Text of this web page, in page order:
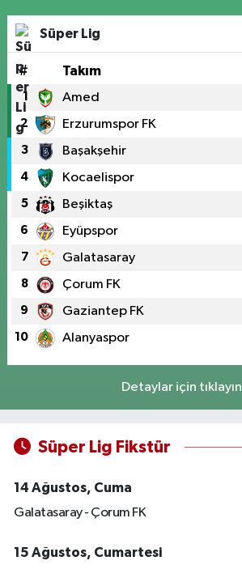
Süper Lig
# Takım
1 Amed
2 Erzurumspor FK
3 Başakşehir
4 Kocaelispor
5 Beşiktaş
6 Eyüpspor
7 Galatasaray
8 Çorum FK
9 Gaziantep FK
10 Alanyaspor
Detaylar için tıklayın
Süper Lig Fikstür
14 Ağustos, Cuma
Galatasaray - Çorum FK
15 Ağustos, Cumartesi